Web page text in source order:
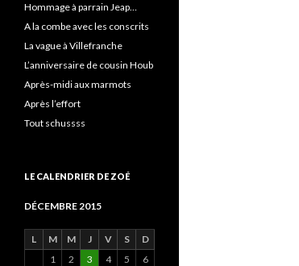
Hommage à parrain Jeap…
A la combe avec les conscrits
La vague à Villefranche
L’anniversaire de cousin Houb
Après-midi aux marmots
Après l’effort
Tout schussss
LE CALENDRIER DE ZOÉ
DÉCEMBRE 2015
L M M J V S D
1 2 3 4 5
6